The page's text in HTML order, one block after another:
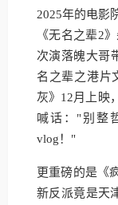
2025年的电影
《无名之辈2
次演落魄大哥
名之辈之港片
灰》12月上映
喊话："别整
vlog！"
更重磅的是《
新反派竟是天